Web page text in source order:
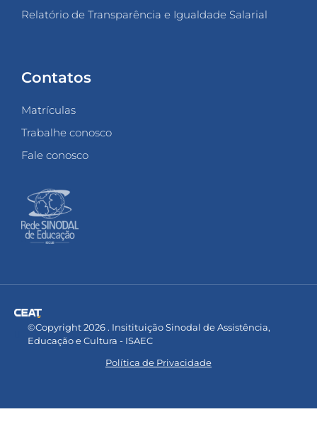
Relatório de Transparência e Igualdade Salarial
Contatos
Matrículas
Trabalhe conosco
Fale conosco
©Copyright 2026 . Insitituição Sinodal de Assistência,
Educação e Cultura - ISAEC
Política de Privacidade